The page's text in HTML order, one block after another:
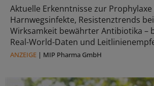
Aktuelle Erkenntnisse zur
Harnwegsinfekte, Resistenztrends
Wirksamkeit bewährter Antibiotika –
Real-World-Daten und
ANZEIGE | MIP Pharma GmbH